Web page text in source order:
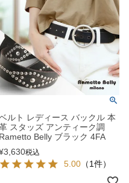
ルト レディース バックル 本
スタッズ アンティーク調
Rametto Belly ブラック 4FA
3,630税込
5.00 （1件）